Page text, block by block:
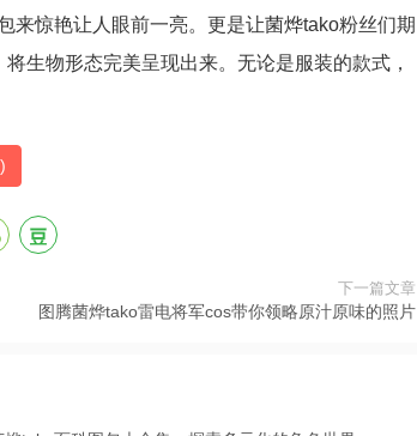
来惊艳让人眼前一亮。更是让菌烨tako粉丝们期
生物形态完美呈现出来。无论是服装的款式，
)
下一篇文章
图腾菌烨tako雷电将军cos带你领略原汁原味的照片